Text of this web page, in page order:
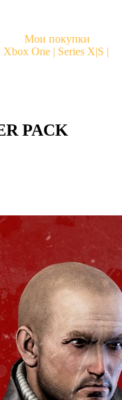
Мои покупки
Xbox One | Series X|S |
PACK